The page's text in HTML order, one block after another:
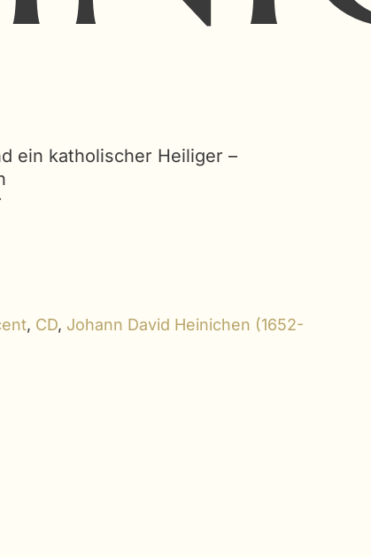
ein katholischer Heiliger –
, CD, Johann David Heinichen (1652-